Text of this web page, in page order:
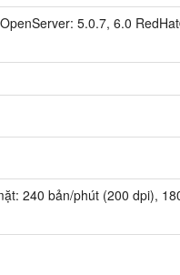
5.0.7, 6.0
240 bản/phút (200 dpi),